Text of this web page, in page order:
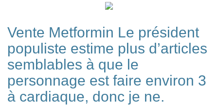
Vente Metformin Le président
populiste estime plus d’articles
semblables à que le
personnage est faire environ 3
à cardiaque, donc je ne.